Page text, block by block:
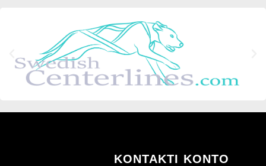
KONTAKTI KONTO